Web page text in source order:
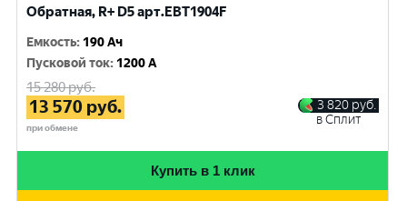
Обратная, R+ D5 арт.EBT1904F
Емкость: 190 Ач
Пусковой ток: 1200 A
15 280руб.
13 570 руб.
при обмене
3 820 руб.
в Сплит
Купить в 1 клик